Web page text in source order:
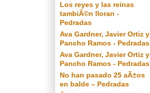
Los reyes y las reinas
tambiÃ©n lloran -
Pedradas
Ava Gardner, Javier Ortiz y
Pancho Ramos - Pedradas
Ava Gardner, Javier Ortiz y
Pancho Ramos - Pedradas
No han pasado 25 aÃ±os
en balde – Pedradas